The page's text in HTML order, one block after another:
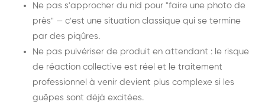
Ne pas s'approcher du nid pour "faire une photo de
près" — c'est une situation classique qui se termine
par des piqûres.
Ne pas pulvériser de produit en attendant : le risque
de réaction collective est réel et le traitement
professionnel à venir devient plus complexe si les
guêpes sont déjà excitées.